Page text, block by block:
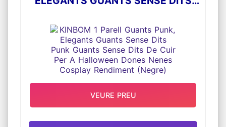
PER A HALLOWEEN DONES NENES
COSPLAY RENDIMENT (NEGRE)
VEURE PREU